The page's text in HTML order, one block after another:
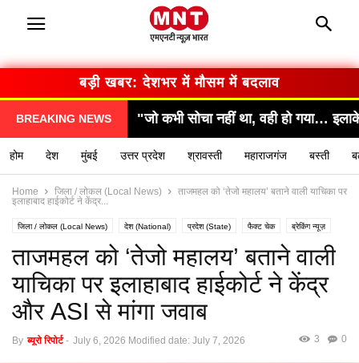
बड़ी खबर: देशभर में मौसम में बदलाव
BREAKING NEWS"जो कभी सोचा नहीं था, वही हो गया… इलाके में
होम देश मुंबई उत्तर प्रदेश श्रावस्ती महाराजगंज बस्ती
Home जिला / लोकल (Local News)
ताजमहल को ‘तेजो महालय’ बताने वाली याचिका पर
इलाहाबाद हाईकोर्ट ने केंद्र...
जिला / लोकल (Local News) देश (National) प्रदेश (State) फैक्ट चेक ब्रेकिंग न्यूज़
ताजमहल को ‘तेजो महालय’ बताने वाली
याचिका पर इलाहाबाद हाईकोर्ट ने केंद्र
और ASI से मांगा जवाब
By ब्यूरो रिपोर्ट - July 6, 2026 Modified date: July 7, 2026 0
3